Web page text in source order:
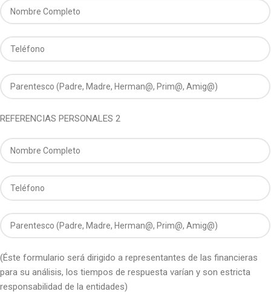
REFERENCIAS PERSONALES 2
(Éste formulario será dirigido a representantes de las financieras
para su análisis, los tiempos de respuesta varían y son estricta
responsabilidad de la entidades)